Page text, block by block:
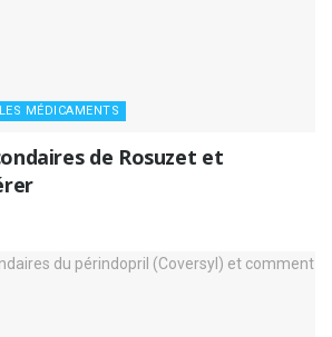
MÉDICAMENTS
de Rosuzet et